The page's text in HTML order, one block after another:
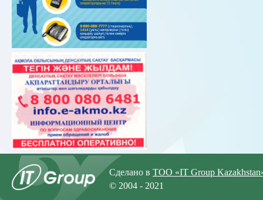
Сделано в ТОО «IT Group
© 2004 - 2021